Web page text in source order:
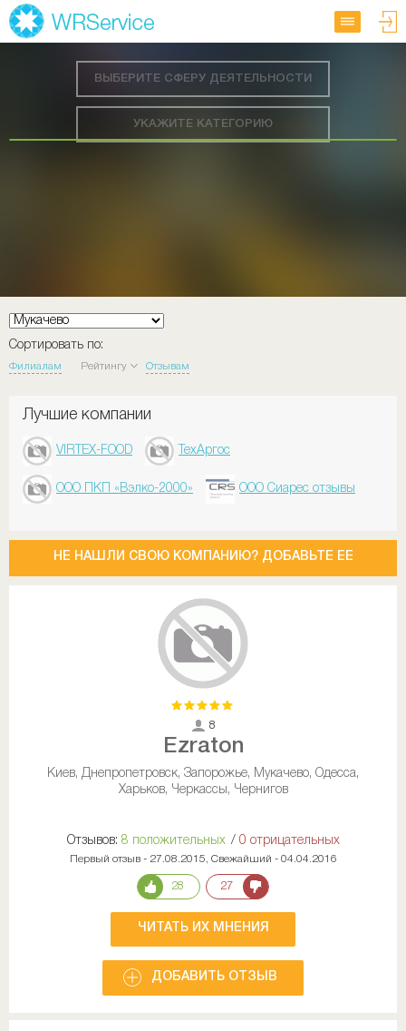
ВЫБЕРИТЕ СФЕРУ ДЕЯТЕЛЬНОСТИ
УКАЖИТЕ КАТЕГОРИЮ
Сортировать по:
Филиалам Рейтингу Отзывам
Лучшие компании
VIRTEX-FOOD ТехАргос
ООО ПКП «Вэлко-2000» ООО Сиарес отзывы
НЕ НАШЛИ СВОЮ КОМПАНИЮ? ДОБАВЬТЕ ЕЕ
8
Ezraton
Киев, Днепропетровск, Запорожье, Мукачево, Одесса,
Харьков, Черкассы, Чернигов
Отзывов: 8 положительных / 0 отрицательных
Первый отзыв - 27.08.2015, Свежайший - 04.04.2016
28 27
ЧИТАТЬ ИХ МНЕНИЯ
ДОБАВИТЬ ОТЗЫВ